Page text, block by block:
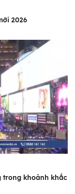
2026
trong khoảnh khắc